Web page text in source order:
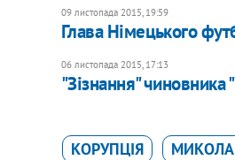
09 листопада 2015, 19:59
Глава Німецького
06 листопада 2015, 17:13
"Зізнання"
КОРУПЦІЯ